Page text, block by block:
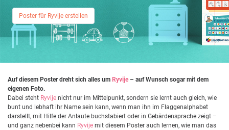
Poster für Ryvije erstellen
Auf diesem Poster dreht sich alles um Ryvije– auf Wunsch sogar mit dem
eigenen Foto.
Dabei steht Ryvije nicht nur im Mittelpunkt, sondern sie lernt auch gleich, wie
bunt und lebhaft ihr Name sein kann, wenn man ihn im Flaggenalphabet
darstellt, mit Hilfe der Anlaute buchstabiert oder in Gebärdensprache zeigt –
und ganz nebenbei kann Ryvije mit diesem Poster auch lernen, wie man das